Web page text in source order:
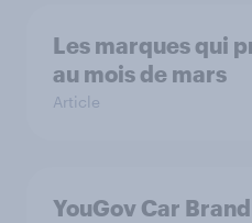
Les marques qui
au mois de mars
Article
YouGov Car